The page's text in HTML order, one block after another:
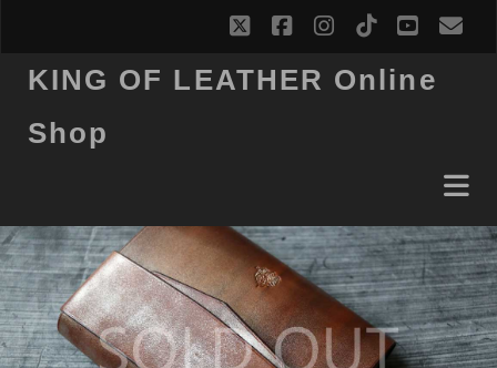
twitterfacebookinstagram
tiktok
KING OF LEATHER Online
Shop